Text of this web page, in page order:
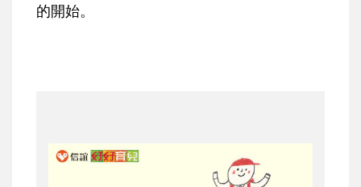
的開始。